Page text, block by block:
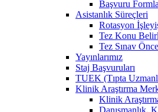
Başvuru
Asistanlık Süreçleri
Rotasyon
Tez Konu
Tez Sınav
Yayınlarımız
Staj Başvuruları
TUEK (Tıpta
Klinik Araştırma
Klinik
Danışmanlık,